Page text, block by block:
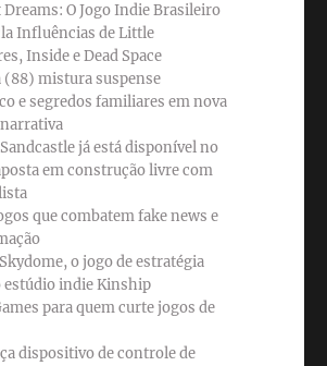
O Jogo Indie Brasileiro
Influências de Little
Inside e Dead Space
(88) mistura suspense
e segredos familiares em nova
já está disponível no
em construção livre com
que combatem fake news e
o jogo de estratégia
estúdio indie Kinship
para quem curte jogos de
dispositivo de controle de